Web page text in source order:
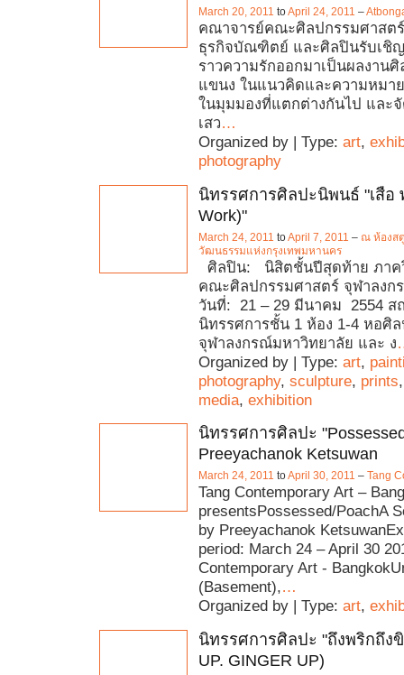
March 20, 2011 toApril 24, 2011 –
คณาจารย์คณะศิลปกรรมศาสต
ธุรกิจบัณฑิตย์ และศิลปินรับเชิญ
ราวความรักออกมาเป็นผลงาน
แขนง ในแนวคิดและความหมา
ในมุมมองที่แตกต่างกันไป และ
เสว…
Organized by | Type: art,
photography
นิทรรศการศิลปะนิพนธ์ "เสือ
Work)"
March 24, 2011 toApril 7, 2011 – ณ ห้องส
วัฒนธรรมแห่งกรุงเทพมหานคร
ศิลปิน: นิสิตชั้นปีสุดท้าย ภาค
คณะศิลปกรรมศาสตร์ จุฬาลงก
วันที่: 21 – 29 มีนาคม 2554 ส
นิทรรศการชั้น 1 ห้อง 1-4 หอศิ
จุฬาลงกรณ์มหาวิทยาลัย และ ง
Organized by | Type: art,
photography, sculpture, prints
media, exhibition
นิทรรศการศิลปะ
Preeyachanok Ketsuwan
March 24, 2011 toApril 30, 2011 – Tang
Tang Contemporary Art –
presentsPossessed/PoachA
by Preeyachanok
period: March 24 – April 30
Contemporary Art -
(Basement),…
Organized by | Type: art,
นิทรรศการศิลปะ "ถึงพริกถึงขิ
UP. GINGER UP)